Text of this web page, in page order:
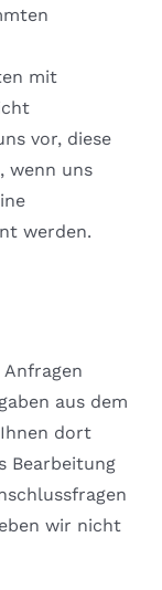
mit
vor, diese
wenn uns
werden.
aus dem
dort
Bearbeitung
wir nicht